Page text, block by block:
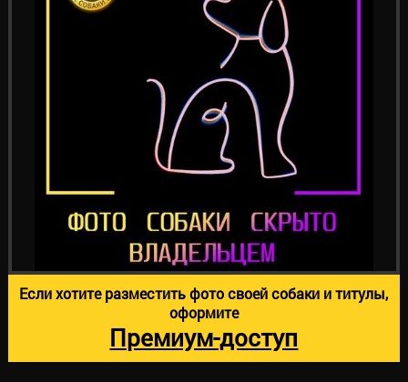
Если хотите разместить фото своей собаки и титулы,
оформите
Премиум-доступ